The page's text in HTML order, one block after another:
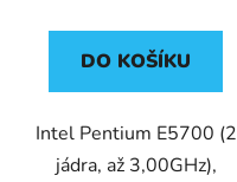
DO KOŠÍKU
Intel Pentium E5700 (2
jádra, až 3,00GHz),